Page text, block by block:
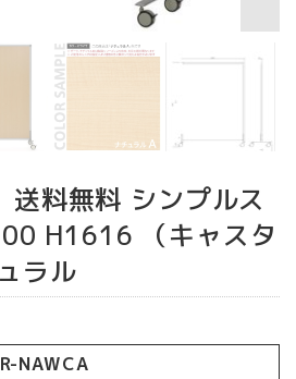
送料無料 シンプルス
H1616 （キャスタ
ラル
NAWCA